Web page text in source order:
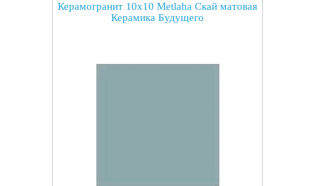
Керамогранит 10x10 Metlaha Скай матовая
Керамика Будущего